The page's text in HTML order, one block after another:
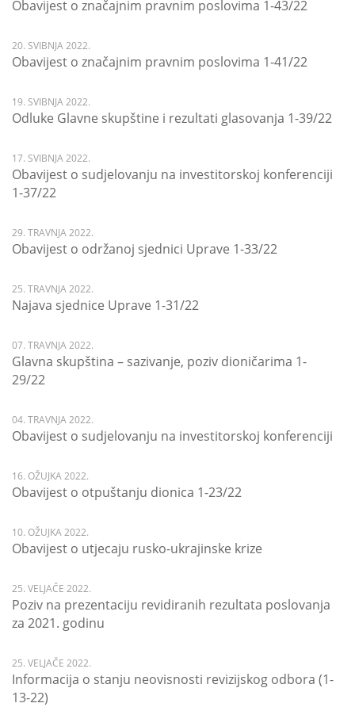
Obavijest o značajnim pravnim poslovima 1-43/22
20. SVIBNJA 2022.
Obavijest o značajnim pravnim poslovima 1-41/22
19. SVIBNJA 2022.
Odluke Glavne skupštine i rezultati glasovanja 1-39/22
17. SVIBNJA 2022.
Obavijest o sudjelovanju na investitorskoj konferenciji
1-37/22
29. TRAVNJA 2022.
Obavijest o održanoj sjednici Uprave 1-33/22
25. TRAVNJA 2022.
Najava sjednice Uprave 1-31/22
07. TRAVNJA 2022.
Glavna skupština – sazivanje, poziv dioničarima 1-
29/22
04. TRAVNJA 2022.
Obavijest o sudjelovanju na investitorskoj konferenciji
16. OŽUJKA 2022.
Obavijest o otpuštanju dionica 1-23/22
10. OŽUJKA 2022.
Obavijest o utjecaju rusko-ukrajinske krize
25. VELJAČE 2022.
Poziv na prezentaciju revidiranih rezultata poslovanja
za 2021. godinu
25. VELJAČE 2022.
Informacija o stanju neovisnosti revizijskog odbora (1-
13-22)